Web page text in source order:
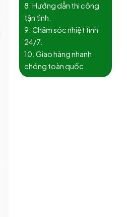
8. Hướng dẫn thi công
tận tình.
9. Chăm sóc nhiệt tình
24/7.
10. Giao hàng nhanh
chóng toàn quốc.